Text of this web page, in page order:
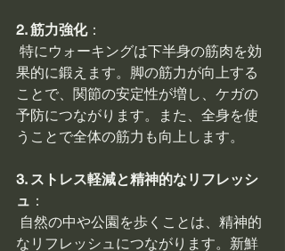
2. 筋力強化：
果的に鍛えます。脚の筋力が向上する
ことで、関節の安定性が増し、ケガの
予防につながります。また、全身を使
うことで全体の筋力も向上します。
3. ストレス軽減と精神的なリフレッシ
ュ ：
なリフレッシュにつながります。新鮮